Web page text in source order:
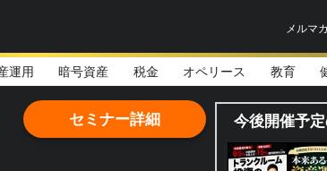
メルマ
運用 暗号資産 税金 オペリース 教育
セミナー詳細 今後開催予